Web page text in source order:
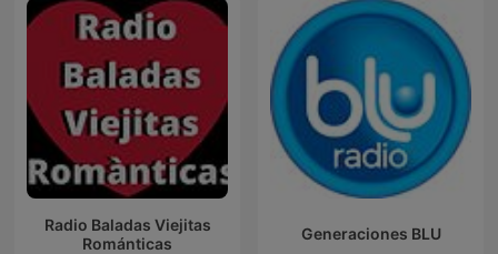
Radio Baladas Viejitas
Románticas
Generaciones BLU